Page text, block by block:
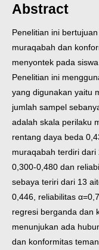
Abstract
Penelitian ini
muraqabah dan
menyontek pada
Penelitian ini
yang digunakan yaitu
jumlah sampel
adalah skala perilaku
rentang daya beda
muraqabah terdiri
0,300-0,480 dan
sebaya teriri dari 13
0,446, reliabilitas
regresi berganda dan
menunjukan ada
dan konformitas